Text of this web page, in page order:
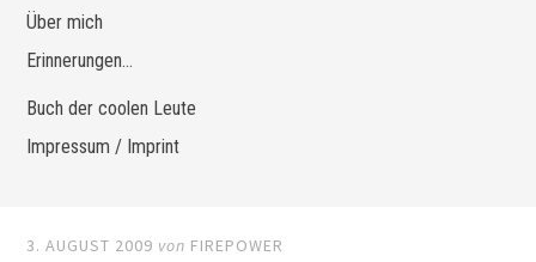
Über mich
Erinnerungen…
Buch der coolen Leute
Impressum / Imprint
3. AUGUST 2009 von FIREPOWER